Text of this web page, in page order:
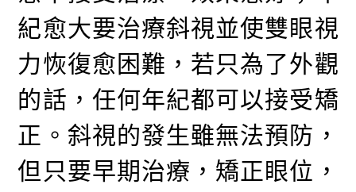
紀愈大要治療斜視並使雙眼視
力恢復愈困難，若只為了外觀
的話，任何年紀都可以接受矯
正。斜視的發生雖無法預防，
但只要早期治療，矯正眼位，